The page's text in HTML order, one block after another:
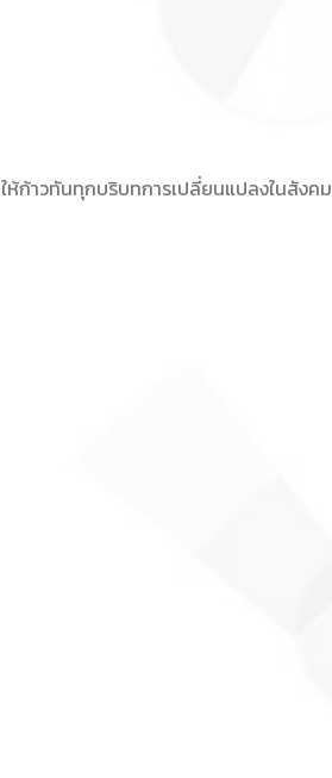
ห้ก้าวทันทุกบริบทการเปลี่ยนแปลงในสังคม